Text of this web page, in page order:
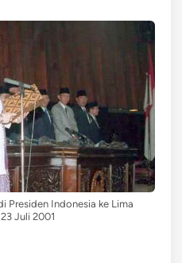
Presiden Indonesia ke Lima
Juli 2001